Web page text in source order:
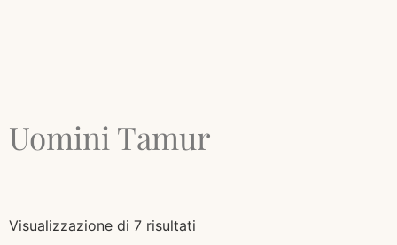
Uomini Tamur
Visualizzazione di 7 risultati